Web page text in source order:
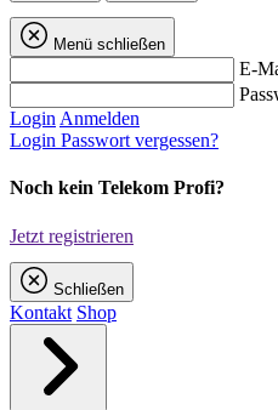
Menü schließen
E-
Login Anmelden
Login Passwort vergessen?
Noch kein Telekom Profi?
Jetzt registrieren
Schließen
Kontakt Shop